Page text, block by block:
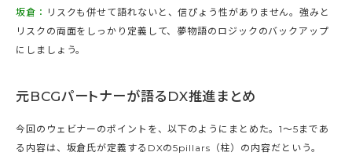
坂倉： リスクも併せて語れないと、信ぴょう性がありません。強みと
リスクの両面をしっかり定義して、夢物語のロジックのバックアップ
にしましょう。
元BCGパートナーが語るDX推進まとめ
今回のウェビナーのポイントを、以下のようにまとめた。1～5まであ
る内容は、坂倉氏が定義するDXの5pillars（柱）の内容だという。